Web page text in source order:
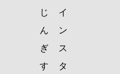
じ
ん
ぎ
す
イ
ン
ス
タ